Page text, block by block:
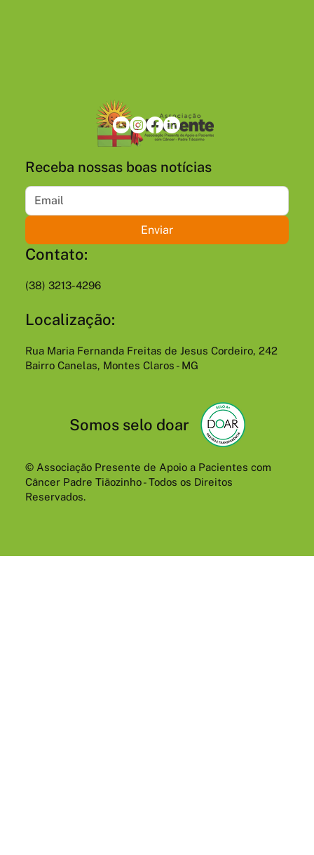
Receba nossas boas notícias
Enviar
Contato:
(38) 3213-4296
Localização:
Rua Maria Fernanda Freitas de Jesus Cordeiro, 242
Bairro Canelas, Montes Claros - MG
Somos selo doar
© Associação Presente de Apoio a Pacientes com
Câncer Padre Tiãozinho - Todos os Direitos
Reservados.